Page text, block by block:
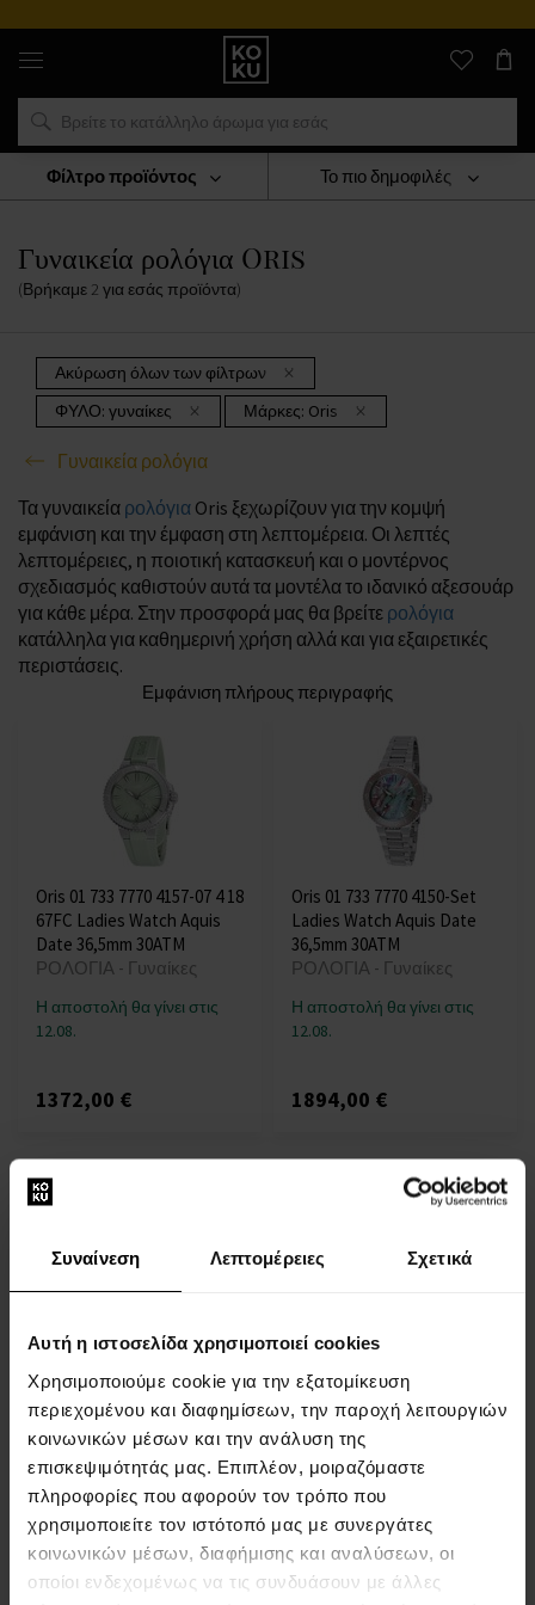
Συναίνεση Λεπτομέρειες Σχετικά
Αυτή η ιστοσελίδα χρησιμοποιεί cookies
Χρησιμοποιούμε cookie για την εξατομίκευση
περιεχομένου και διαφημίσεων, την παροχή λειτουργιών
κοινωνικών μέσων και την ανάλυση της
επισκεψιμότητάς μας. Επιπλέον, μοιραζόμαστε
πληροφορίες που αφορούν τον τρόπο που
χρησιμοποιείτε τον ιστότοπό μας με συνεργάτες
κοινωνικών μέσων, διαφήμισης και αναλύσεων, οι
οποίοι ενδεχομένως να τις συνδυάσουν με άλλες
Αυθεντικά
αρώματα
και
ρολόγια
σε
μέρος
ΡΟΛΟΓΙΑ
Γυναικεία Ρολόγια Γυναικεία Ρολόγια Oris
Γυναικεία ρολόγια Oris
(Βρήκαμε 2 για εσάς προϊόντα)
Το πιο δημοφιλές
Ακύρωση όλων των φίλτρων
ΦΥΛΟ: γυναίκες Μάρκες: Oris
Γυναικεία ρολόγια
Φίλτρο προϊόντος
Τα γυναικεία ρολόγια Oris ξεχωρίζουν για την κομψή
εμφάνιση και την έμφαση στη λεπτομέρεια. Οι λεπτές
λεπτομέρειες, η ποιοτική κατασκευή και ο μοντέρνος
σχεδιασμός καθιστούν αυτά τα μοντέλα το ιδανικό αξεσουάρ
για κάθε μέρα. Στην προσφορά μας θα βρείτε ρολόγια
κατάλληλα για καθημερινή χρήση αλλά και για εξαιρετικές
περιστάσεις.
Εμφάνιση πλήρους περιγραφής
Oris 01 733 7770 4157-07 4 18
67FC Ladies Watch Aquis
Date 36,5mm 30ATM
ΡΟΛΟΓΙΑ - Γυναίκες
Η αποστολή θα γίνει στις
12.08.
1372,00 €
Oris 01 733 7770 4150-Set
Ladies Watch Aquis Date
36,5mm 30ATM
ΡΟΛΟΓΙΑ - Γυναίκες
Η αποστολή θα γίνει στις
12.08.
1894,00 €
Σχετικά με εμάς
ΦΟΡΜΑ ΕΠΙΚΟΙΝΩΝΙΑΣ
Επικοινωνία
ΤΑ ΠΑΝΤΑ ΓΙΑ ΤΙΣ ΑΓΟΡΕΣ
Πρόγραμμα επιβράβευσης